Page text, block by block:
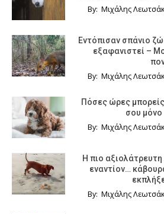
By: Μιχάλης
Εντόπισαν σπάνιο
εξαφανιστεί –
By: Μιχάλης
Πόσες ώρες
σου μόνο
By: Μιχάλης
Η πιο
εναντίον…
By: Μιχάλης